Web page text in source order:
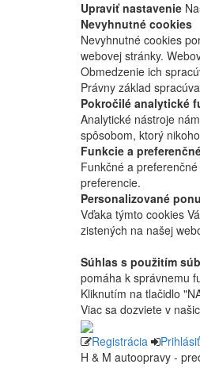
Upraviť nastavenie
Nevyhnutné cookies
Nevyhnutné cookies
webovej stránky.
Obmedzenie ich
Právny základ
Pokročilé analytické
Analytické nástroje
spôsobom, ktorý
Funkcie a
Funkčné a
preferencie.
Personalizované
Vďaka týmto cookies
zistených na našej
Súhlas s použitím
pomáha k správnemu
Kliknutím na tlačidlo
Viac sa dozviete v
Registrácia
H & M autoopravy -